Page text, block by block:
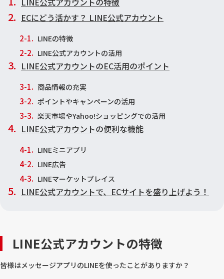
ECにどう活かす？ LINE公式アカウント
LINEの特徴
LINE公式アカウントの活用
LINE公式アカウントのEC活用のポイント
商品情報の充実
ポイントやキャンペーンの活用
楽天市場やYahoo!ショッピングでの活用
LINE公式アカウントの便利な機能
LINEミニアプリ
LINE広告
LINEマーケットプレイス
LINE公式アカウントで、ECサイトを盛り上げよう！
LINE公式アカウントの特徴
皆様はメッセージアプリのLINEを使ったことがありますか？